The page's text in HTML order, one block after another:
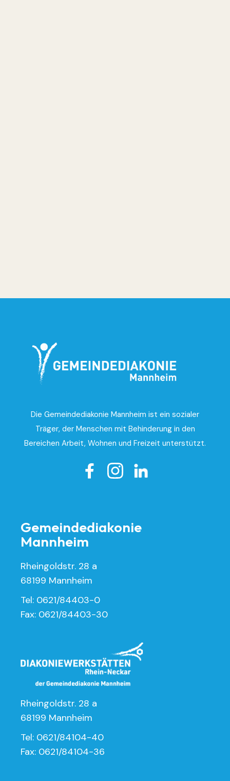
Die Gemeindediakonie Mannheim ist ein sozialer
Träger, der Menschen mit Behinderung in den
Bereichen Arbeit, Wohnen und Freizeit unterstützt.

Gemeindediakonie
Mannheim
Rheingoldstr. 28 a
68199 Mannheim
Tel: 0621/84403-0
Fax: 0621/84403-30
Rheingoldstr. 28 a
68199 Mannheim
Tel: 0621/84104-40
Fax: 0621/84104-36